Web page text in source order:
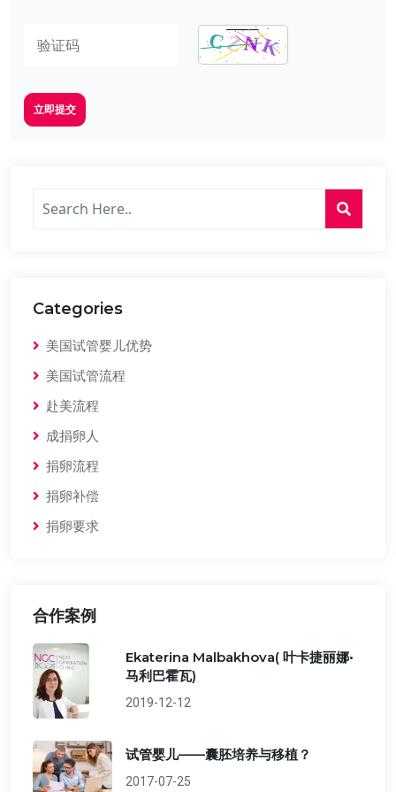
立即提交
Categories
美国试管婴儿优势
美国试管流程
赴美流程
成捐卵人
捐卵流程
捐卵补偿
捐卵要求
合作案例
Ekaterina Malbakhova( 叶卡捷丽娜•
马利巴霍瓦)
2019-12-12
试管婴儿——囊胚培养与移植？
2017-07-25